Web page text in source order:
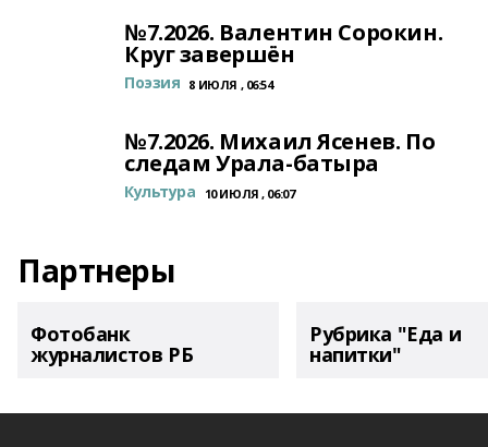
№7.2026. Валентин Сорокин.
Круг завершён
Поэзия 8 ИЮЛЯ , 06:54
№7.2026. Михаил Ясенев. По
следам Урала-батыра
Культура 10 ИЮЛЯ , 06:07
Партнеры
Фотобанк
журналистов РБ
Рубрика "Еда и
напитки"